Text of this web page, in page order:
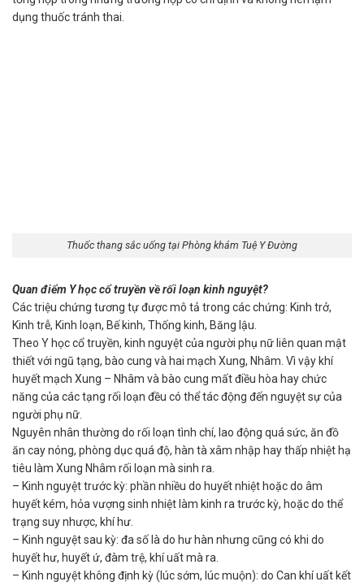
dụng thuốc tránh thai.
Thuốc thang sắc uống tại Phòng khám Tuệ Y Đường
Quan điểm Y học cổ truyền về rối loạn kinh nguyệt?
Các triệu chứng tương tự được mô tả trong các chứng: Kinh trở,
Kinh trễ, Kinh loạn, Bế kinh, Thống kinh, Băng lậu.
Theo Y học cổ truyền, kinh nguyệt của người phụ nữ liên quan mật
thiết với ngũ tạng, bào cung và hai mạch Xung, Nhâm. Vì vậy khí
huyết mạch Xung – Nhâm và bào cung mất điều hòa hay chức
năng của các tạng rối loạn đều có thể tác động đến nguyệt sự của
người phụ nữ.
Nguyên nhân thường do rối loạn tình chí, lao động quá sức, ăn đồ
ăn cay nóng, phòng dục quá độ, hàn tà xâm nhập hay thấp nhiệt hạ
tiêu làm Xung Nhâm rối loạn mà sinh ra.
– Kinh nguyệt trước kỳ: phần nhiều do huyết nhiệt hoặc do âm
huyết kém, hỏa vượng sinh nhiệt làm kinh ra trước kỳ, hoặc do thể
trạng suy nhược, khí hư.
– Kinh nguyệt sau kỳ: đa số là do hư hàn nhưng cũng có khi do
huyết hư, huyết ứ, đàm trệ, khí uất mà ra.
– Kinh nguyệt không định kỳ (lúc sớm, lúc muộn): do Can khí uất kết